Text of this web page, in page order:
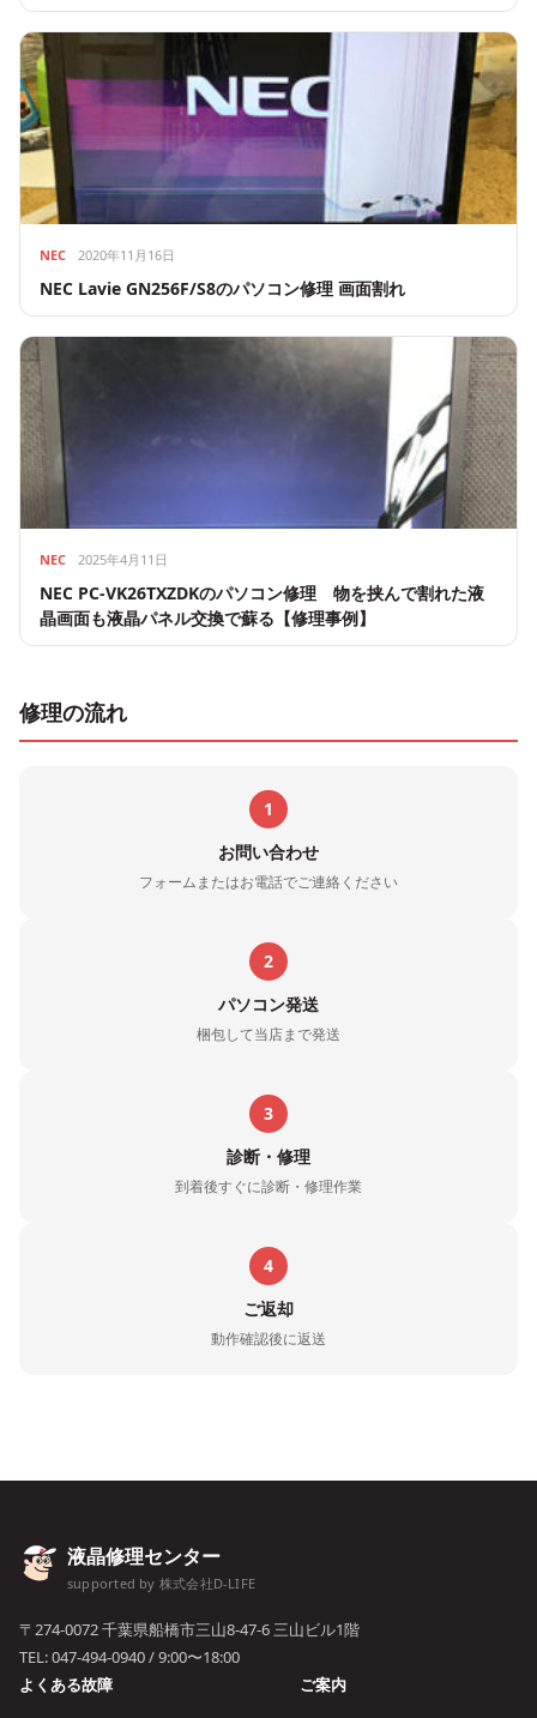
NEC 2020年11月16日
NEC Lavie GN256F/S8のパソコン修理 画面割れ
NEC 2025年4月11日
NEC PC-VK26TXZDKのパソコン修理 物を挟んで割れた液
晶画面も液晶パネル交換で蘇る【修理事例】
修理の流れ
1
お問い合わせ
フォームまたはお電話でご連絡ください
2
パソコン発送
梱包して当店まで発送
3
診断・修理
到着後すぐに診断・修理作業
4
ご返却
動作確認後に返送
液晶修理センター
supported by 株式会社D-LIFE
〒274-0072 千葉県船橋市三山8-47-6 三山ビル1階
TEL:047-494-0940/ 9:00〜18:00
よくある故障
ご案内